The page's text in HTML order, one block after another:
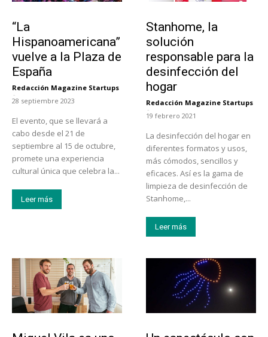
“La
Hispanoamericana”
vuelve a la Plaza de
España
Redacción Magazine Startups
-
28 septiembre 2023
El evento, que se llevará a
cabo desde el 21 de
septiembre al 15 de octubre,
promete una experiencia
cultural única que celebra la...
Leer más
Stanhome, la
solución
responsable para la
desinfección del
hogar
Redacción Magazine Startups
-
19 febrero 2021
La desinfección del hogar en
diferentes formatos y usos,
más cómodos, sencillos y
eficaces. Así es la gama de
limpieza de desinfección de
Stanhome,...
Leer más